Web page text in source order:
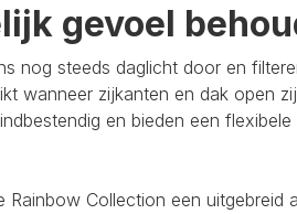
gevoel
nog steeds daglicht door en
wanneer zijkanten en dak open
en bieden een
Rainbow Collection een uitgebreid